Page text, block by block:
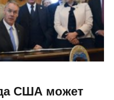
США может